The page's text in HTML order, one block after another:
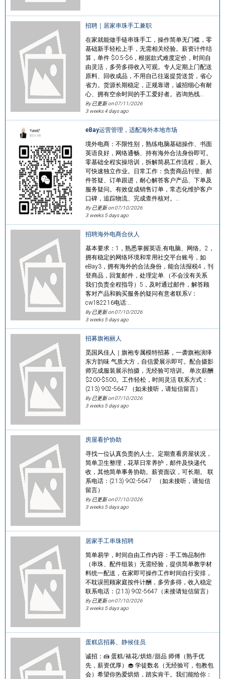
招聘｜居家串珠手工兼职
在家就能做手链串珠手工，操作简单无门槛，零
基础新手轻松上手，无需相关经验。薪资计件结
算，单件 $0.5-$6，根据款式难度定价，时间自
由灵活，多劳多得收入可观。专人定期上门配送
原料、回收成品，不用自己往返提货送货，省心
省力。货源长期稳定，正规靠谱，诚招细心有耐
心、拥有空余时间的手工爱好者。咨询热线…
By 已更新 on07/11/2026
3 weeks 4 days ago
eBay运营管理，适配海外本地市场
境外电商：不限性别，熟练电脑基础操作、书面
英语良好，网络通畅、持有海外合法身份即可。
零基础全程实操培训，拆解简易工作流程，新人
可快速独立作业。日常工作：负责商品刊登、邮
件答疑、订单跟进，耐心解答客户产品、下单及
服务疑问。有效促成销售订单，常态化维护客户
口碑，追踪物流、完成查件核对。…
By 已更新 on07/10/2026
3 weeks 5 days ago
招聘海外电商合伙人
基本要求：1，熟悉掌握英语,有电脑、网络。2，
拥有稳定的网络环境和常用社交平台账号，如
eBay3，拥有海外的合法身份，能合法报税4，刊
登商品，回复邮件，处理定单.（不会没有关系
我们负责全程指导）5，及时通过邮件，解答顾
客对产品和购买服务的疑问有意者联系V：
cw182216电话:…
By 已更新 on07/10/2026
3 weeks 5 days ago
招募旗袍丽人
觅国风佳人｜旗袍专属模特招募，一袭旗袍演绎
东方韵味 气质大方，自信爱展示即可。配合摄影
师完成服装展示拍摄，无经验可培训。 单次薪酬
$200-$500。工作轻松，时间灵活 联系方式：
(213) 902-5647 （如未接听，请短信留言）
By 已更新 on07/10/2026
3 weeks 5 days ago
房屋看护协助
寻找一位认真负责的人士。定期查看房屋状况，
简单卫生整理，花草日常养护，邮件及快递代
收，其他简单事务协助。薪资面议，可长期。 联
系电话：(213) 902-5647 （如未接听，请短信
留言）
By 已更新 on07/10/2026
3 weeks 5 days ago
居家手工串珠招聘
简单易学，时间自由工作内容：手工饰品制作
（串珠、配件组装）无需经验，提供简单教学材
料统一配送，在家即可操作工作时间自行安排，
不耽误照顾家庭按件计酬，多劳多得，收入稳定
联系电话：(213) 902-5647（未接请短信留言）
By 已更新 on07/10/2026
3 weeks 5 days ago
蛋糕店招募、静候佳员
诚招：🍰 蛋糕/裱花/烘焙/甜品 师傅（熟手优
先，薪资优厚）🧁 学徒数名（无经验可，包教包
会）希望你热爱烘焙，踏实肯干。我们能给你：